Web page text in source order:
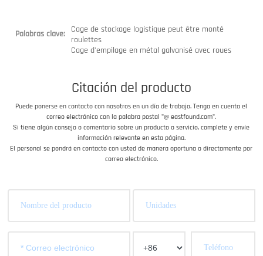
Palabras clave:
Cage de stockage logistique peut être monté
roulettes
Cage d'empilage en métal galvanisé avec roues
Citación del producto
Puede ponerse en contacto con nosotros en un día de trabajo. Tenga en cuenta el
correo electrónico con la palabra postal "@ eastfound.com".
Si tiene algún consejo o comentario sobre un producto o servicio, complete y envíe
información relevante en esta página.
El personal se pondrá en contacto con usted de manera oportuna o directamente por
correo electrónico.